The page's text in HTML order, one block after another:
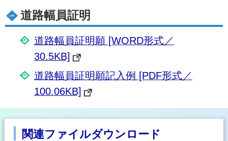
道路幅員証明
道路幅員証明願 [WORD形式／
30.5KB]
道路幅員証明願記入例 [PDF形式／
100.06KB]
関連ファイルダウンロード